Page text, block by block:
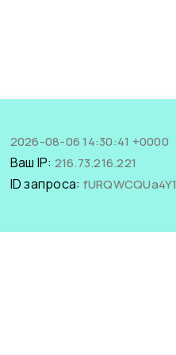
2026-08-06 14:30:41 +0000
Ваш IP: 216.73.216.221
ID запроса: fURQWCQUa4Y1